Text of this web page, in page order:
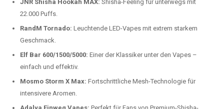
JNR Shisha Hookah MAX: Shisha-Feeling für unterwegs mit
22.000 Puffs.
RandM Tornado: Leuchtende LED-Vapes mit extrem starkem
Geschmack.
Elf Bar 600/1500/5000: Einer der Klassiker unter den Vapes –
einfach und effektiv.
Mosmo Storm X Max: Fortschrittliche Mesh-Technologie für
intensivere Aromen.